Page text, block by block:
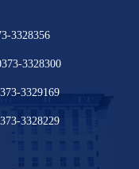
3328356
3328300
3329169
3328229